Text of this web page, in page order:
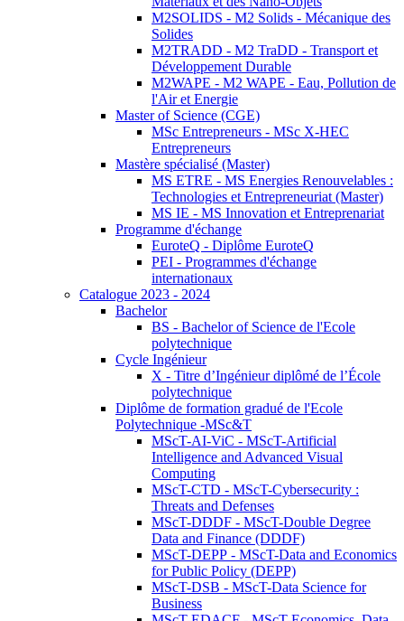
M2SOLIDS - M2 Solids - Mécanique des
Solides
M2TRADD - M2 TraDD - Transport et
Développement Durable
M2WAPE - M2 WAPE - Eau, Pollution de
l'Air et Energie
Master of Science (CGE)
MSc Entrepreneurs - MSc X-HEC
Entrepreneurs
Mastère spécialisé (Master)
MS ETRE - MS Energies Renouvelables :
Technologies et Entrepreneuriat (Master)
MS IE - MS Innovation et Entreprenariat
Programme d'échange
EuroteQ - Diplôme EuroteQ
PEI - Programmes d'échange
internationaux
Catalogue 2023 - 2024
Bachelor
BS - Bachelor of Science de l'Ecole
polytechnique
Cycle Ingénieur
X - Titre d’Ingénieur diplômé de l’École
polytechnique
Diplôme de formation gradué de l'Ecole
Polytechnique -MSc&T
MScT-AI-ViC - MScT-Artificial
Intelligence and Advanced Visual
Computing
MScT-CTD - MScT-Cybersecurity :
Threats and Defenses
MScT-DDDF - MScT-Double Degree
Data and Finance (DDDF)
MScT-DEPP - MScT-Data and Economics
for Public Policy (DEPP)
MScT-DSB - MScT-Data Science for
Business